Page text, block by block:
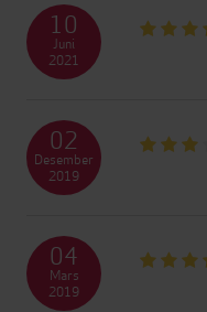
10
Juni
2021
02
Desember
2019
04
Mars
2019